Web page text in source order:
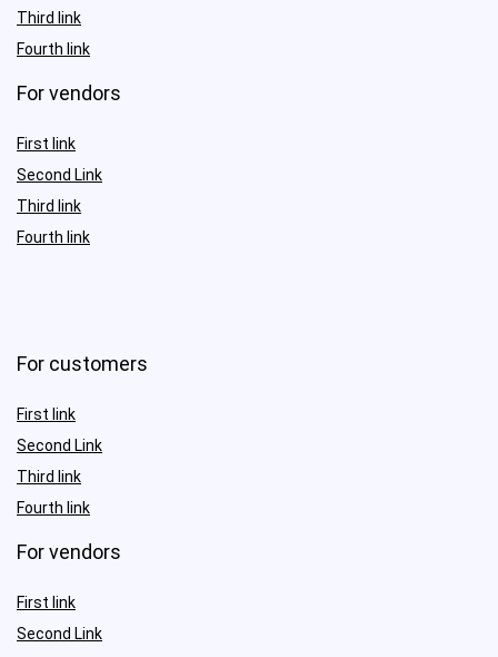
Third link
Fourth link
For vendors
First link
Second Link
Third link
Fourth link
For customers
First link
Second Link
Third link
Fourth link
For vendors
First link
Second Link